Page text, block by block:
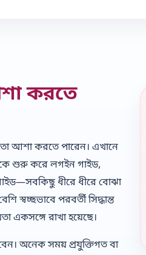
করতে
আশা করতে পারেন। এখানে
শুরু করে লগইন গাইড,
গাইড—সবকিছু ধীরে ধীরে বোঝা
স্বচ্ছভাবে পরবর্তী সিদ্ধান্ত
একসঙ্গে রাখা হয়েছে।
অনেক সময় প্রযুক্তিগত বা